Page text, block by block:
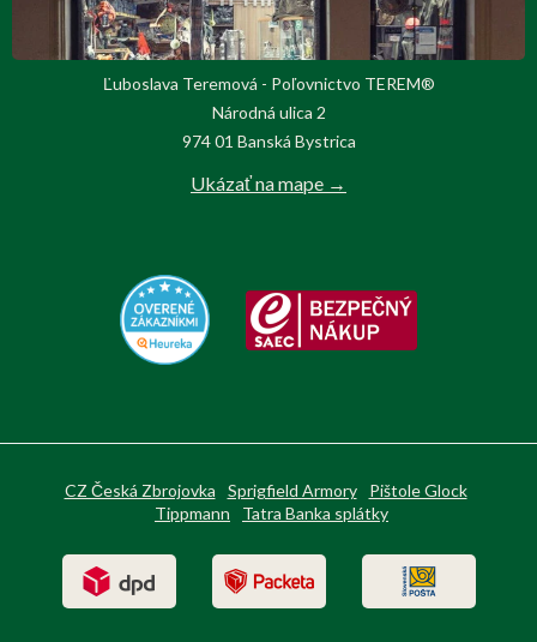
Ľuboslava Teremová - Poľovnictvo TEREM®
Národná ulica 2
974 01 Banská Bystrica
Ukázať na mape →
CZ Česká Zbrojovka Sprigfield Armory
Pištole Glock
Tippmann
Tatra Banka splátky